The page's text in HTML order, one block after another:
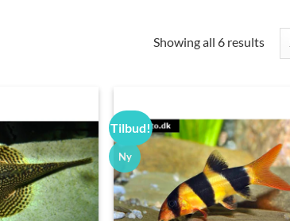
Showing all 6 results
Tilbud!
Ny